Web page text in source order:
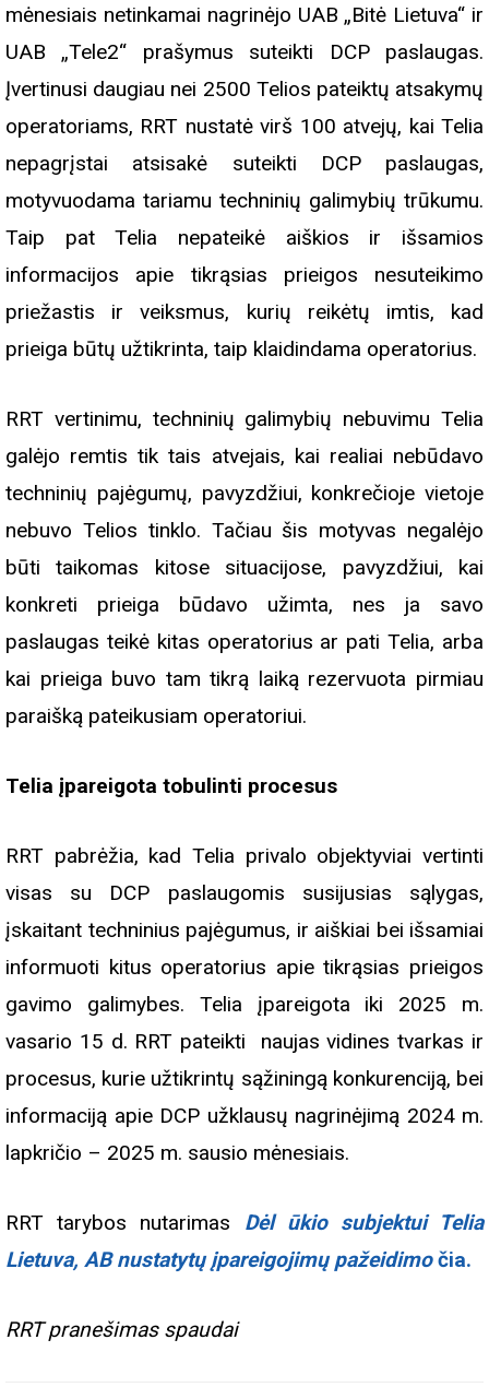
mėnesiais netinkamai nagrinėjo UAB „Bitė Lietuva“ ir
UAB „Tele2“ prašymus suteikti DCP paslaugas.
Įvertinusi daugiau nei 2500 Telios pateiktų atsakymų
operatoriams, RRT nustatė virš 100 atvejų, kai Telia
nepagrįstai atsisakė suteikti DCP paslaugas,
motyvuodama tariamu techninių galimybių trūkumu.
Taip pat Telia nepateikė aiškios ir išsamios
informacijos apie tikrąsias prieigos nesuteikimo
priežastis ir veiksmus, kurių reikėtų imtis, kad
prieiga būtų užtikrinta, taip klaidindama operatorius.
RRT vertinimu, techninių galimybių nebuvimu Telia
galėjo remtis tik tais atvejais, kai realiai nebūdavo
techninių pajėgumų, pavyzdžiui, konkrečioje vietoje
nebuvo Telios tinklo. Tačiau šis motyvas negalėjo
būti taikomas kitose situacijose, pavyzdžiui, kai
konkreti prieiga būdavo užimta, nes ja savo
paslaugas teikė kitas operatorius ar pati Telia, arba
kai prieiga buvo tam tikrą laiką rezervuota pirmiau
paraišką pateikusiam operatoriui.
Telia įpareigota tobulinti procesus
RRT pabrėžia, kad Telia privalo objektyviai vertinti
visas su DCP paslaugomis susijusias sąlygas,
įskaitant techninius pajėgumus, ir aiškiai bei išsamiai
informuoti kitus operatorius apie tikrąsias prieigos
gavimo galimybes. Telia įpareigota iki 2025 m.
vasario 15 d. RRT pateikti naujas vidines tvarkas ir
procesus, kurie užtikrintų sąžiningą konkurenciją, bei
informaciją apie DCP užklausų nagrinėjimą 2024 m.
lapkričio – 2025 m. sausio mėnesiais.
RRT tarybos nutarimas
Dėl ūkio subjektui Telia
Lietuva, AB nustatytų įpareigojimų pažeidimo čia.
RRT pranešimas spaudai